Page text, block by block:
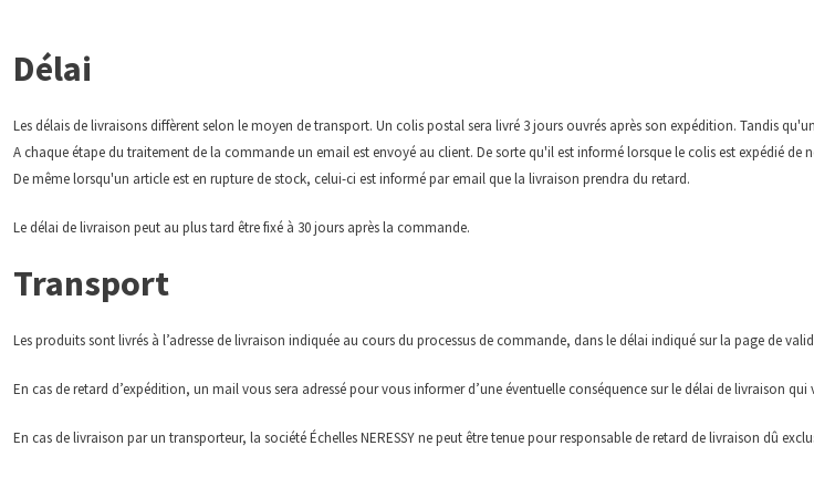
Délai
Les délais de livraisons diffèrent selon le moyen de transport. Un colis postal sera livré 3 jours ouvrés après son expédition. Tandis
A chaque étape du traitement de la commande un email est envoyé au client. De sorte qu'il est informé lorsque le colis est expédié de
De même lorsqu'un article est en rupture de stock, celui-ci est informé par email que la livraison prendra du retard.
Le délai de livraison peut au plus tard être fixé à 30 jours après la commande.
Transport
Les produits sont livrés à l’adresse de livraison indiquée au cours du processus de commande, dans le délai indiqué sur la page de
En cas de retard d’expédition, un mail vous sera adressé pour vous informer d’une éventuelle conséquence sur le délai de livraison qui
En cas de livraison par un transporteur, la société Échelles NERESSY ne peut être tenue pour responsable de retard de livraison dû